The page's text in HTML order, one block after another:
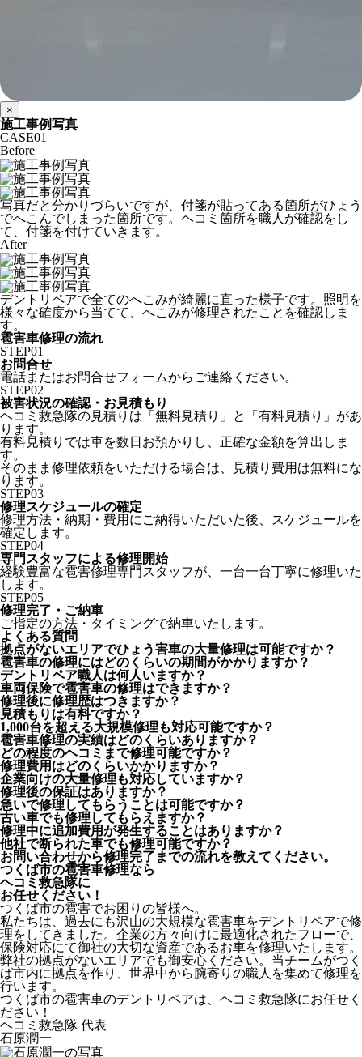
×
施工事例写真
CASE01
Before
写真だと分かりづらいですが、付箋が貼ってある箇所がひょう
でへこんでしまった箇所です。ヘコミ箇所を職人が確認をし
て、付箋を付けていきます。
After
デントリペアで全てのへこみが綺麗に直った様子です。照明を
様々な確度から当てて、へこみが修理されたことを確認しま
す。
雹害車修理の流れ
STEP01
お問合せ
電話またはお問合せフォームからご連絡ください。
STEP02
被害状況の確認・お見積もり
ヘコミ救急隊の見積りは「無料見積り」と「有料見積り」があ
ります。
有料見積りでは車を数日お預かりし、正確な金額を算出しま
す。
そのまま修理依頼をいただける場合は、見積り費用は無料にな
ります。
STEP03
修理スケジュールの確定
修理方法・納期・費用にご納得いただいた後、スケジュールを
確定します。
STEP04
専門スタッフによる修理開始
経験豊富な雹害修理専門スタッフが、一台一台丁寧に修理いた
します。
STEP05
修理完了・ご納車
ご指定の方法・タイミングで納車いたします。
よくある質問
拠点がないエリアでひょう害車の大量修理は可能ですか？
雹害車の修理にはどのくらいの期間がかかりますか？
デントリペア職人は何人いますか？
車両保険で雹害車の修理はできますか？
修理後に修理歴はつきますか？
見積もりは有料ですか？
1,000台を超える大規模修理も対応可能ですか？
雹害車修理の実績はどのくらいありますか？
どの程度のヘコミまで修理可能ですか？
修理費用はどのくらいかかりますか？
企業向けの大量修理も対応していますか？
修理後の保証はありますか？
急いで修理してもらうことは可能ですか？
古い車でも修理してもらえますか？
修理中に追加費用が発生することはありますか？
他社で断られた車でも修理可能ですか？
お問い合わせから修理完了までの流れを教えてください。
つくば市の雹害車修理なら
ヘコミ救急隊に
お任せください！
つくば市の雹害でお困りの皆様へ。
私たちは、過去にも沢山の大規模な雹害車をデントリペアで修
理をしてきました。企業の方々向けに最適化されたフローで、
保険対応にて御社の大切な資産であるお車を修理いたします。
弊社の拠点がないエリアでも御安心ください。当チームがつく
ば市内に拠点を作り、世界中から腕寄りの職人を集めて修理を
行います。
つくば市の雹害車のデントリペアは、ヘコミ救急隊にお任せく
ださい！
ヘコミ救急隊 代表
石原潤一